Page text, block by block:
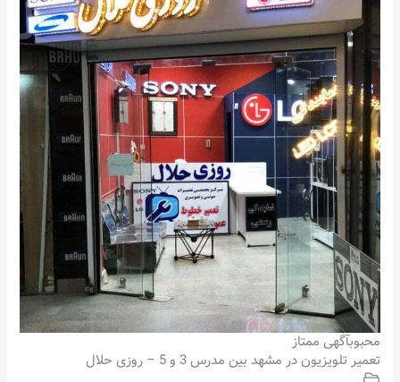
محبوبآگهی ممتاز
تعمیر تلویزیون در مشهد بین مدرس 3 و 5 – روزی حلال